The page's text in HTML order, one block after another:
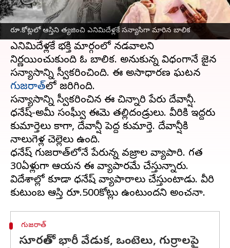
రూ.కోట్లలో ఆస్తిని త్యజించి ఎనిమిదేళ్లకే సన్యాసిగా మారిన బాలిక
తండ్రి వజ్రాల వ్యాపారి, రూ. కోట్లలో ఆస్తి,
విసాలవంతమైన జీవితం, ఏది కావాలన్నా క్షణాల్లో
తెచిపెట్టే తల్లిదండ్రులు.. వీటన్నింటి త్యజించి,
ఎనిమిదేళ్లకే భక్తి మార్గంలో నడవాలని
నిర్ణయించుకుంది ఓ బాలిక. అనుకున్న విధంగానే జైన
సన్యాసాన్ని స్వీకరించింది. ఈ అసాధారణ ఘటన
గుజరాత్‌లో జరిగింది.
సన్యాసాన్ని స్వీకరించిన ఈ చిన్నారి పేరు దేవాన్షీ.
ధనేష్-అమీ సంఘ్వీ ఈమె తల్లిదండ్రులు. వీరికి ఇద్దరు
కుమార్తెలు కాగా, దేవాన్షీ పెద్ద కుమార్తె. దేవాన్షీకి
నాలుగెళ్ల చెల్లెలు ఉంది.
ధనేష్ గుజరాత్‌లోనే పేరున్న వజ్రాల వ్యాపారి. గత
30ఏళ్లుగా ఆయన ఈ వ్యాపారమే చేస్తున్నారు.
విదేశాల్లో కూడా ధనేష్ వ్యాపారాలు చేస్తుంటాడు. వీరి
గుజరాత్
సూరత్‌లో భారీ వేడుక, ఒంటెలు, గుర్రాలపై